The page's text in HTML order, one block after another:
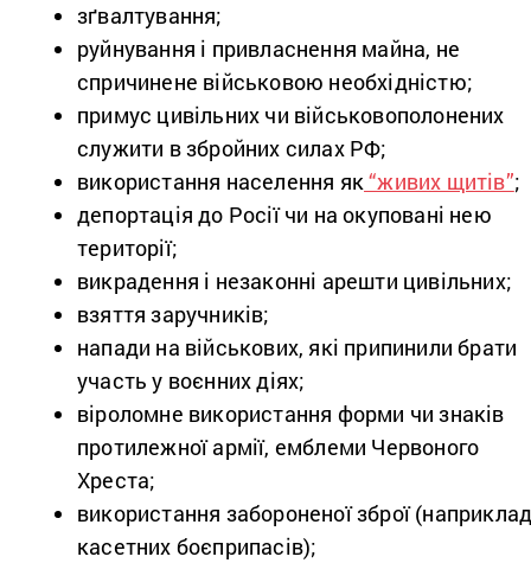
зґвалтування;
руйнування і привласнення майна, не
спричинене військовою необхідністю;
примус цивільних чи військовополонених
служити в збройних силах РФ;
використання населення як“живих щитів”;
депортація до Росії чи на окуповані нею
території;
викрадення і незаконні арешти цивільних;
взяття заручників;
напади на військових, які припинили брати
участь у воєнних діях;
віроломне використання форми чи знаків
протилежної армії, емблеми Червоного
Хреста;
використання забороненої зброї
касетних боєприпасів);